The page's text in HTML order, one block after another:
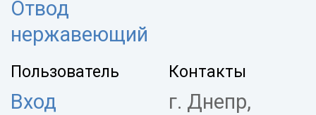
Отвод
нержавеющий
Пользователь
Вход
Контакты
г. Днепр,